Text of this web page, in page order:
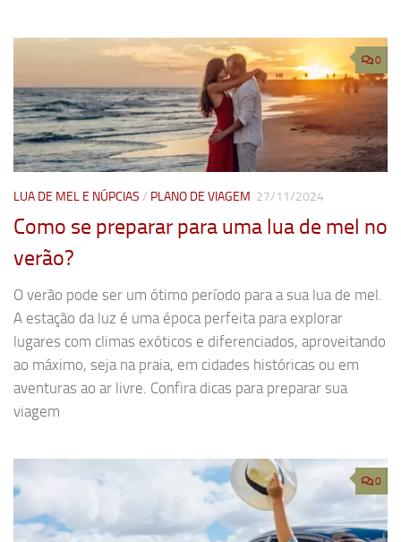
0
LUA DE MEL E NÚPCIAS / PLANO DE VIAGEM 27/11/2024
Como se preparar para uma lua de mel no
verão?
O verão pode ser um ótimo período para a sua lua de mel.
A estação da luz é uma época perfeita para explorar
lugares com climas exóticos e diferenciados, aproveitando
ao máximo, seja na praia, em cidades históricas ou em
aventuras ao ar livre. Confira dicas para preparar sua
viagem
0